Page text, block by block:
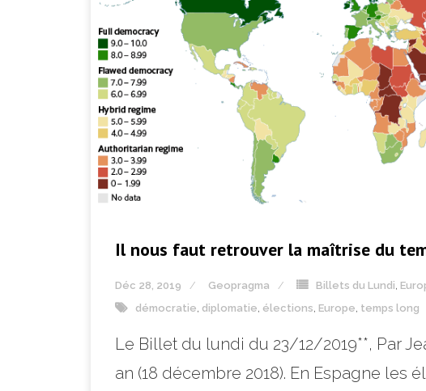
Il nous faut retrouver la maîtrise du
Déc 28, 2019 Geopragma Billets du Lundi
démocratie diplomatie élections Europe temps long
Le Billet du lundi du 23/12/2019**, Par
an (18 décembre 2018). En Espagne les